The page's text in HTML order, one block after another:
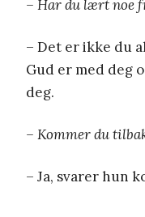
– Har du lært noe
– Det er ikke du
Gud er med deg
deg.
– Kommer du
– Ja, svarer hun